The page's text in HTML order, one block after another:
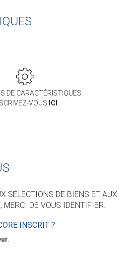
DE CARACTÉRISTIQUES
VOUS ICI
SÉLECTIONS DE BIENS ET AUX
MERCI DE VOUS IDENTIFIER.
INSCRIT ?
.